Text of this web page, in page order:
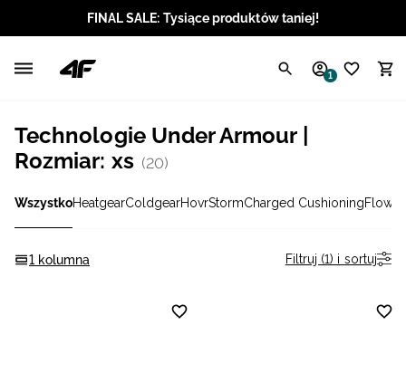
FINAL SALE: Tysiące produktów taniej!
1
Technologie Under Armour |
Rozmiar: xs (20)
WszystkoHeatgearColdgearHovrStormCharged CushioningFlow
1 kolumna Filtruj (1) i sortuj
Angielski / USD